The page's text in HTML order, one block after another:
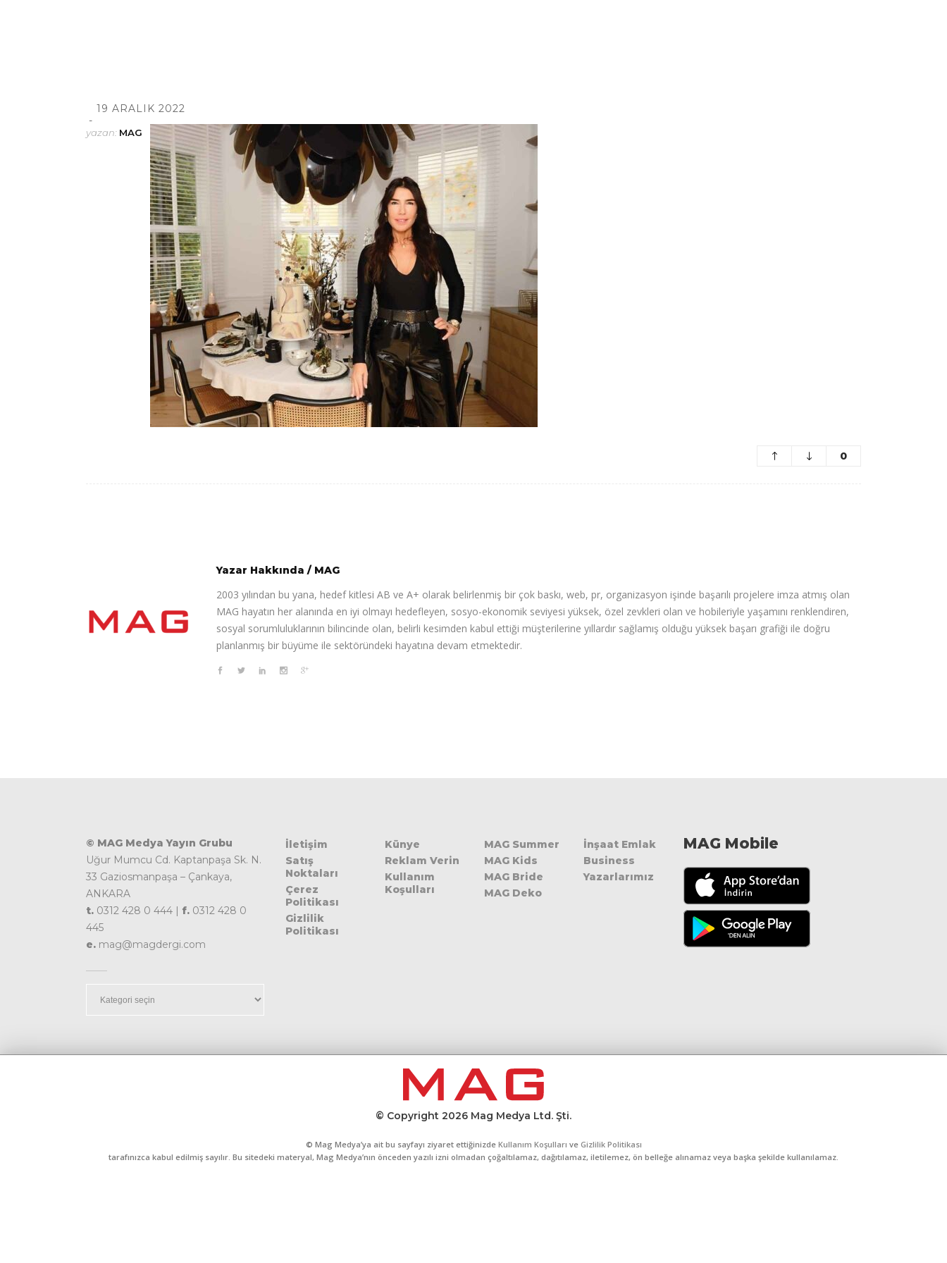
19 ARALIK 2022
yazan: MAG
0
Yazar Hakkında / MAG
2003 yılından bu yana, hedef kitlesi AB ve A+ olarak belirlenmiş bir çok baskı, web, pr, organizasyon işinde başarılı projelere imza atmış olan
MAG hayatın her alanında en iyi olmayı hedefleyen, sosyo-ekonomik seviyesi yüksek, özel zevkleri olan ve hobileriyle yaşamını renklendiren,
sosyal sorumluluklarının bilincinde olan, belirli kesimden kabul ettiği müşterilerine yıllardır sağlamış olduğu yüksek başarı grafiği ile doğru
planlanmış bir büyüme ile sektöründeki hayatına devam etmektedir.
© MAG Medya Yayın Grubu
Uğur Mumcu Cd. Kaptanpaşa Sk. N.
33 Gaziosmanpaşa – Çankaya,
ANKARA
t. 0312 428 0 444 | f. 0312 428 0
445
e. mag@magdergi.com
İletişim
Satış
Noktaları
Çerez
Politikası
Gizlilik
Politikası
Künye
Reklam Verin
Kullanım
Koşulları
MAG Summer
MAG Kids
MAG Bride
MAG Deko
İnşaat Emlak
Business
Yazarlarımız
MAG Mobile
© Copyright 2026 Mag Medya Ltd. Şti.
© Mag Medya’ya ait bu sayfayı ziyaret ettiğinizde Kullanım Koşulları ve Gizlilik Politikası
tarafınızca kabul edilmiş sayılır. Bu sitedeki materyal, Mag Medya’nın önceden yazılı izni olmadan çoğaltılamaz, dağıtılamaz, iletilemez, ön belleğe alınamaz veya başka şekilde kullanılamaz.